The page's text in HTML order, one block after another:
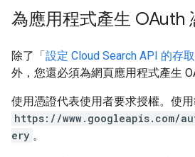
為應用程式產生 OAuth
除了「設定 Cloud Search API 的存
外，您還必須為網頁應用程式產生
使用憑證代表使用者要求授權。使
https://www.googleapis.com/
ery 。